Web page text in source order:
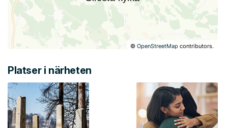
©OpenStreetMap contributors.
Platser i närheten